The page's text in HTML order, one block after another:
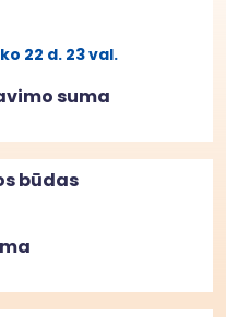
22 d. 23 val.
suma
būdas